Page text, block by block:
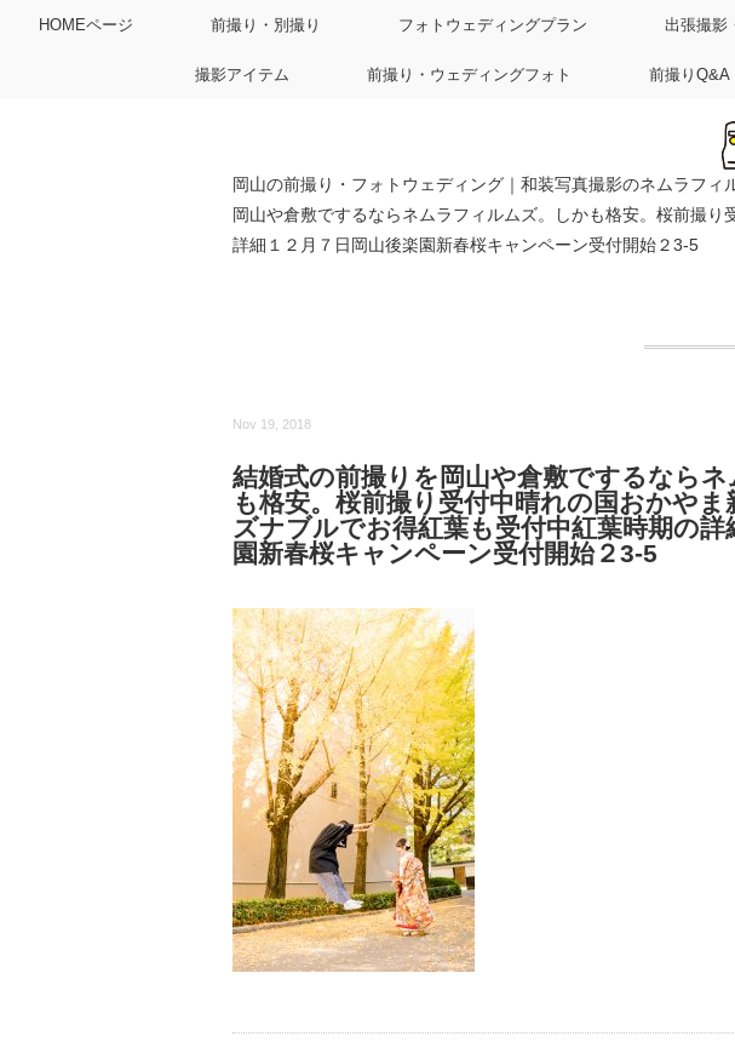
HOMEページ 前撮り・別撮り フォトウェディングプラン 出張撮影
撮影アイテム 前撮り・ウェディングフォト 前撮りQ&A
岡山の前撮り・フォトウェディング｜和装写真撮影のネムラフィ
岡山や倉敷でするならネムラフィルムズ。しかも格安。桜前撮
詳細１２月７日岡山後楽園新春桜キャンペーン受付開始２3-5
Nov 19, 2018
結婚式の前撮りを岡山や倉敷でするなら
も格安。桜前撮り受付中晴れの国おかや
ズナブルでお得紅葉も受付中紅葉時期の詳
園新春桜キャンペーン受付開始２3-5